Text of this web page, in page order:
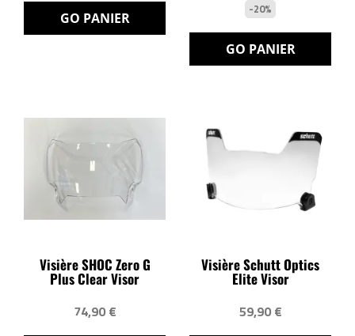
GO PANIER
-20%
GO PANIER
Visière SHOC Zero G
Plus Clear Visor
74,90 €
Visière Schutt Optics
Elite Visor
59,90 €